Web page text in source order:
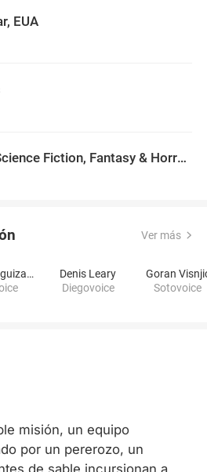
EUA
Academy of Science Fiction, Fantasy & Horror Films, USA
Ver más
John Leguizamo
Denis Leary
Diegovoice
Goran
Sotovoice
misión, un equipo
por un pererozo, un